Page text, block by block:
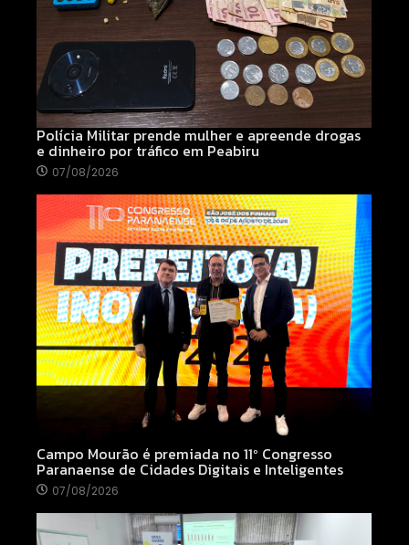
Polícia Militar prende mulher e apreende drogas
e dinheiro por tráfico em Peabiru
07/08/2026
Campo Mourão é premiada no 11º Congresso
Paranaense de Cidades Digitais e Inteligentes
07/08/2026